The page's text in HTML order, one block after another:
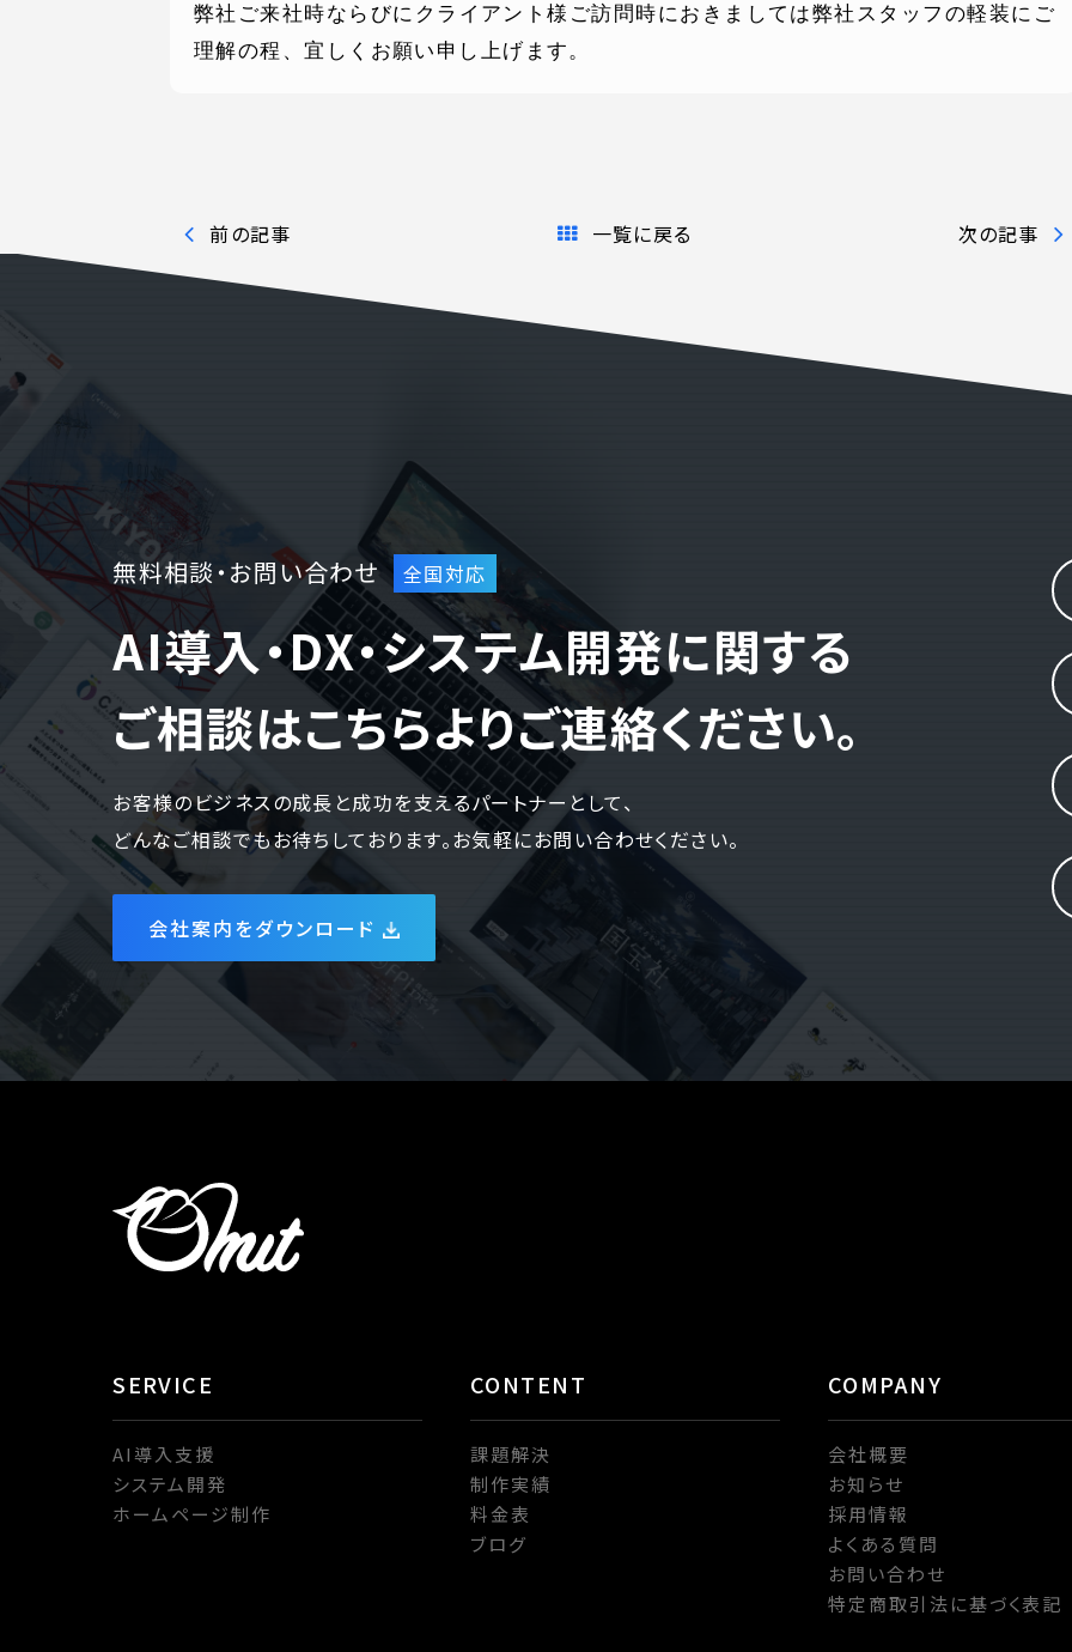
事業内容
AI導入支援
コンテンツ
WEBでお問い合わせ
( 24時間365日いつでも受付対応 )
電話でお問い
月〜金曜10:00
弊社ご来社時ならびにクライアント様ご訪問時におきましては弊社スタッフの軽装にご
理解の程、宜しくお願い申し上げます。
前の記事 一覧に戻る 次の記事
無料相談・お問い合わせ
AI導入・DX・システム開発に関する
ご相談はこちらよりご連絡ください。
お客様のビジネスの成長と成功を支えるパートナーとして、
どんなご相談でもお待ちしております。お気軽にお問い合わせください。
会社案内をダウンロード
SERVICE
AI導入支援
システム開発
ホームページ制作
CONTENT
課題解決
制作実績
料金表
ブログ
COMPANY
会社概要
お知らせ
採用情報
よくある質問
お問い合わせ
特定商取引法に基づく表記